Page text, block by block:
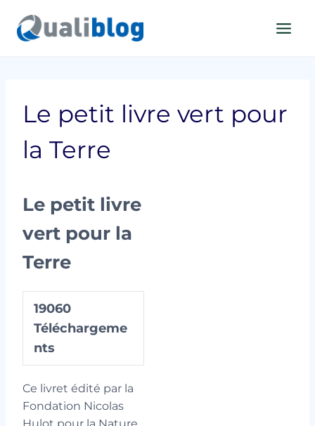
contenu
Le petit livre vert pour
la Terre
Le petit livre
vert pour la
Terre
19060
Téléchargeme
nts
Ce livret édité par la
Fondation Nicolas